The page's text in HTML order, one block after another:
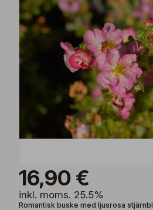
16,90 €
inkl. moms. 25.5%
Romantisk buske med ljusrosa